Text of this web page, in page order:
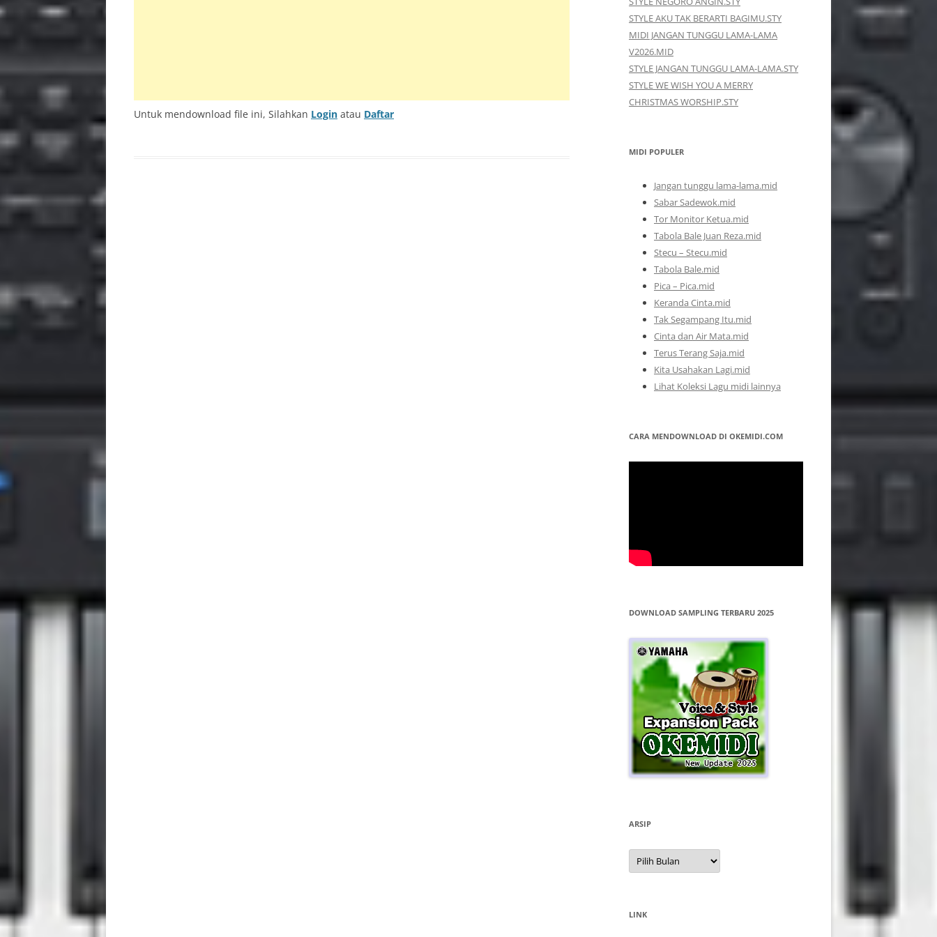
Untuk mendownload file ini, Silahkan Login atau Daftar
STYLE AKU TAK BERARTI BAGIMU.STY
MIDI JANGAN TUNGGU LAMA-LAMA
V2026.MID
STYLE JANGAN TUNGGU LAMA-LAMA.STY
STYLE WE WISH YOU A MERRY
CHRISTMAS WORSHIP.STY
MIDI POPULER
Jangan tunggu lama-lama.mid
Sabar Sadewok.mid
Tor Monitor Ketua.mid
Tabola Bale Juan Reza.mid
Stecu – Stecu.mid
Tabola Bale.mid
Pica – Pica.mid
Keranda Cinta.mid
Tak Segampang Itu.mid
Cinta dan Air Mata.mid
Terus Terang Saja.mid
Kita Usahakan Lagi.mid
Lihat Koleksi Lagu midi lainnya
CARA MENDOWNLOAD DI OKEMIDI.COM
DOWNLOAD SAMPLING TERBARU 2025
ARSIP
Arsip
LINK